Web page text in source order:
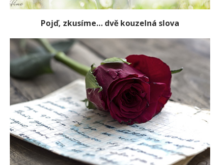
Pojď, zkusíme… dvě kouzelná slova